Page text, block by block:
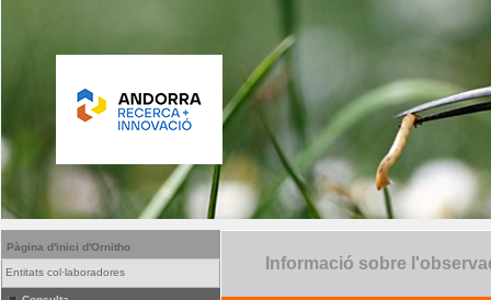
Pàgina d'inici d'Ornitho
Entitats col·laboradores Informació sobre